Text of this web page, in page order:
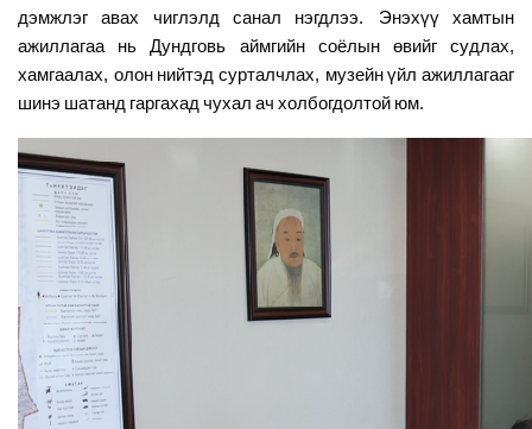
дэмжлэг
авах чиглэлд санал нэгдлээ. Энэхүү
хамтын
ажиллагаа
нь Дундговь аймгийн соёлын өвийг судлах,
хамгаалах, олон нийтэд сурталчлах, музейн үйл ажиллагааг
шинэ шатанд гаргахад чухал ач холбогдолтой юм.